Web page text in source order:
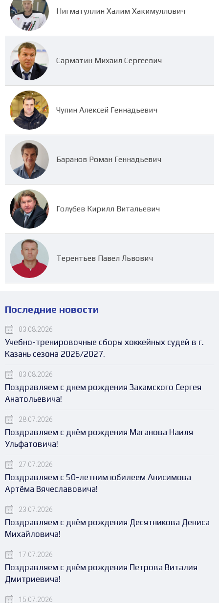
Нигматуллин Халим Хакимуллович
Сарматин Михаил Сергеевич
Чупин Алексей Геннадьевич
Баранов Роман Геннадьевич
Голубев Кирилл Витальевич
Терентьев Павел Львович
Последние новости
03.08.2026
Учебно-тренировочные сборы хоккейных судей в г.
Казань сезона 2026/2027.
03.08.2026
Поздравляем с днем рождения Закамского Сергея
Анатольевича!
28.07.2026
Поздравляем с днём рождения Маганова Наиля
Ульфатовича!
27.07.2026
Поздравляем с 50-летним юбилеем Анисимова
Артёма Вячеславовича!
23.07.2026
Поздравляем с днём рождения Десятникова Дениса
Михайловича!
17.07.2026
Поздравляем с днём рождения Петрова Виталия
Дмитриевича!
15.07.2026